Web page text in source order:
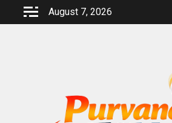
August 7, 2026